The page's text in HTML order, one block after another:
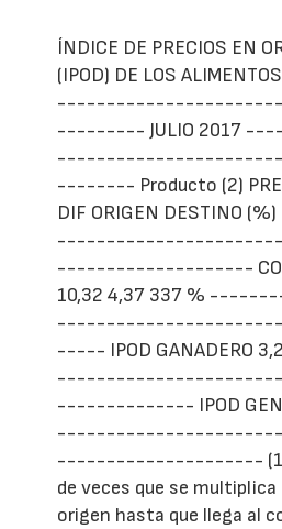
ÍNDICE DE PRECIOS EN
(IPOD) DE LOS
--------- JULIO 2017
-------- Producto (2)
DIF ORIGEN DESTINO
--------------------
10,32 4,37 337 %
----- IPOD
-------------- IPOD
--------------------- (1)
de veces que se multiplica
origen hasta que llega al